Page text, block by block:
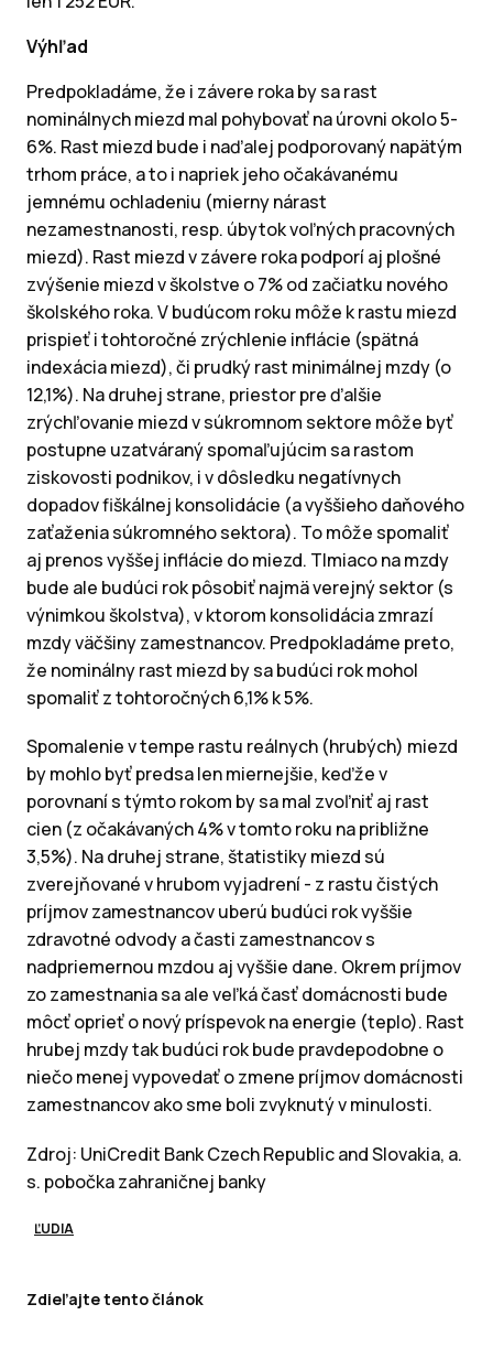
Výhľad
Predpokladáme, že i závere roka by sa rast
nominálnych miezd mal pohybovať na úrovni okolo 5-
6%. Rast miezd bude i naďalej podporovaný napätým
trhom práce, a to i napriek jeho očakávanému
jemnému ochladeniu (mierny nárast
nezamestnanosti, resp. úbytok voľných pracovných
miezd). Rast miezd v závere roka podporí aj plošné
zvýšenie miezd v školstve o 7% od začiatku nového
školského roka. V budúcom roku môže k rastu miezd
prispieť i tohtoročné zrýchlenie inflácie (spätná
indexácia miezd), či prudký rast minimálnej mzdy (o
12,1%). Na druhej strane, priestor pre ďalšie
zrýchľovanie miezd v súkromnom sektore môže byť
postupne uzatváraný spomaľujúcim sa rastom
ziskovosti podnikov, i v dôsledku negatívnych
dopadov fiškálnej konsolidácie (a vyššieho daňového
zaťaženia súkromného sektora). To môže spomaliť
aj prenos vyššej inflácie do miezd. Tlmiaco na mzdy
bude ale budúci rok pôsobiť najmä verejný sektor (s
výnimkou školstva), v ktorom konsolidácia zmrazí
mzdy väčšiny zamestnancov. Predpokladáme preto,
že nominálny rast miezd by sa budúci rok mohol
spomaliť z tohtoročných 6,1% k 5%.
Spomalenie v tempe rastu reálnych (hrubých) miezd
by mohlo byť predsa len miernejšie, keďže v
porovnaní s týmto rokom by sa mal zvoľniť aj rast
cien (z očakávaných 4% v tomto roku na približne
3,5%). Na druhej strane, štatistiky miezd sú
zverejňované v hrubom vyjadrení - z rastu čistých
príjmov zamestnancov uberú budúci rok vyššie
zdravotné odvody a časti zamestnancov s
nadpriemernou mzdou aj vyššie dane. Okrem príjmov
zo zamestnania sa ale veľká časť domácnosti bude
môcť oprieť o nový príspevok na energie (teplo). Rast
hrubej mzdy tak budúci rok bude pravdepodobne o
niečo menej vypovedať o zmene príjmov domácnosti
zamestnancov ako sme boli zvyknutý v minulosti.
Zdroj: UniCredit Bank Czech Republic and Slovakia, a.
s. pobočka zahraničnej banky
ĽUDIA
Zdieľajte tento článok